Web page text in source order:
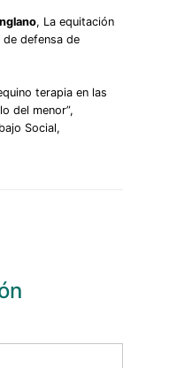
, La equitación
defensa de
terapia en las
del menor”,
Social,